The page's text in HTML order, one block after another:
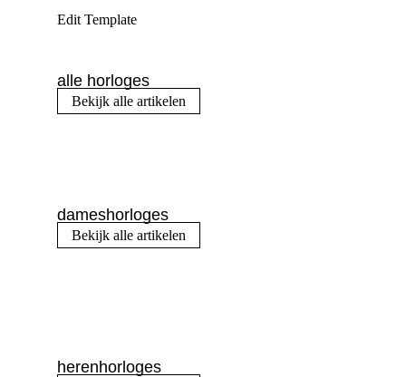
Edit Template
alle horloges
Bekijk alle artikelen
dameshorloges
Bekijk alle artikelen
herenhorloges